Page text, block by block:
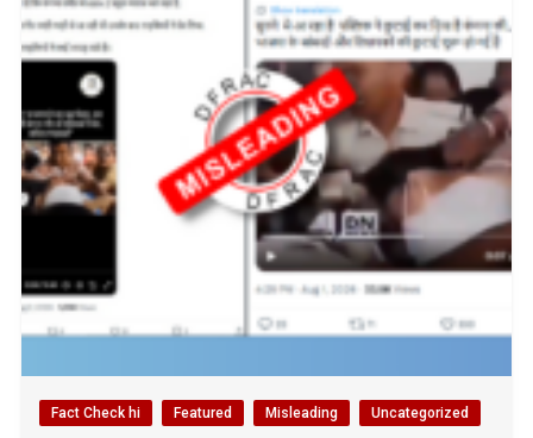
Fact Check hi Featured Misleading Uncategorized